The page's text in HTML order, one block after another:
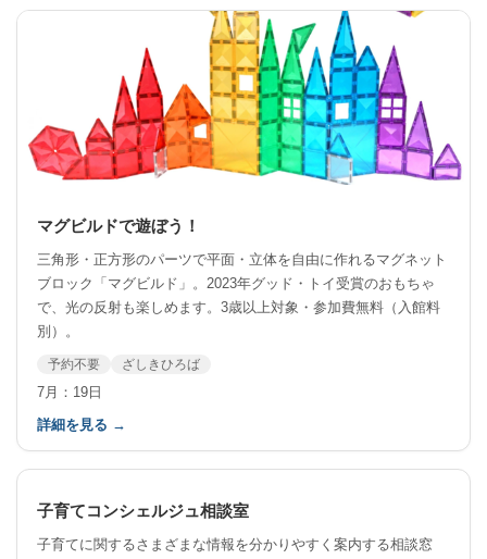
マグビルドで遊ぼう！
三角形・正方形のパーツで平面・立体を自由に作れるマグネット
ブロック「マグビルド」。2023年グッド・トイ受賞のおもちゃ
で、光の反射も楽しめます。3歳以上対象・参加費無料（入館料
別）。
予約不要 ざしきひろば
7月：19日
詳細を見る →
子育てコンシェルジュ相談室
子育てに関するさまざまな情報を分かりやすく案内する相談窓